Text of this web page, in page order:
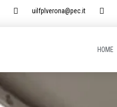
uilfplverona@pec.it
HOME